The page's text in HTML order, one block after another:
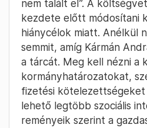
Magyar május 15–20.
akar írni egy politikai
az uniós pénzekről a
Nagy Márton azt mondta
százalékos
milyen intézkedések
át jövőre. Nagyra úgy